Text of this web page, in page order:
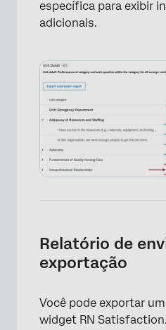
específica para exibir
adicionais.
Relatório de
exportação
Você pode exportar
widget RN Satisfaction.